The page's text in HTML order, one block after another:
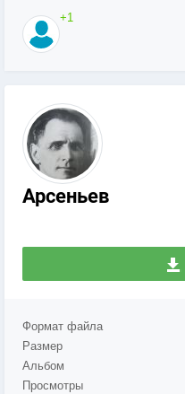
+1
Арсеньев
Формат файла
Размер
Альбом
Просмотры